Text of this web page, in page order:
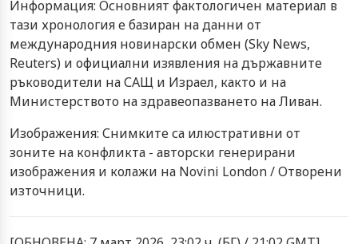
Информация: Основният фактологичен материал в
тази хронология е базиран на данни от
международния новинарски обмен (Sky News,
Reuters) и официални изявления на държавните
ръководители на САЩ и Израел, както и на
Министерството на здравеопазването на Ливан.
Изображения: Снимките са илюстративни от
зоните на конфликта - авторски генерирани
изображения и колажи на Novini London / Отворени
източници.